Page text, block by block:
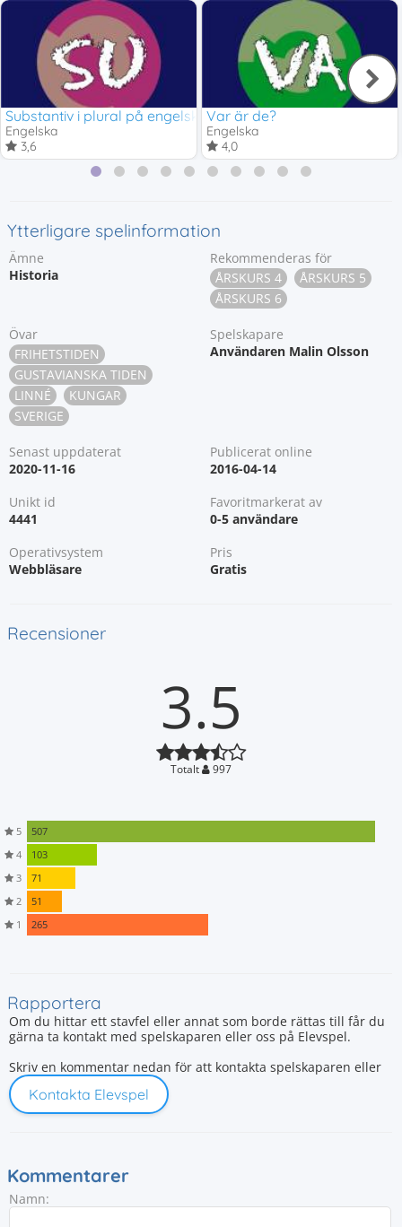
Substantiv i plural på engelska
Engelska
3,6
Var är de?
Engelska
4,0
Ytterligare spelinformation
Ämne
Historia
Rekommenderas för
ÅRSKURS 4
ÅRSKURS 5
ÅRSKURS 6
Övar
FRIHETSTIDEN
GUSTAVIANSKA TIDEN
LINNÉ
KUNGAR
SVERIGE
Spelskapare
Användaren Malin Olsson
Senast uppdaterat
2020-11-16
Publicerat online
2016-04-14
Unikt id
4441
Favoritmarkerat av
0-5 användare
Operativsystem
Webbläsare
Pris
Gratis
Recensioner
3.5
Totalt 997
5
507
4
103
3
71
2
51
1
265
Rapportera
Om du hittar ett stavfel eller annat som borde rättas till får du
gärna ta kontakt med spelskaparen eller oss på Elevspel.
Skriv en kommentar nedan för att kontakta spelskaparen eller
Kontakta Elevspel
Kommentarer
Namn: